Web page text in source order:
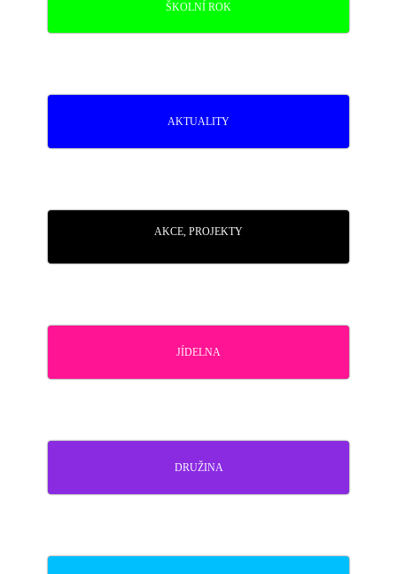
ŠKOLNÍ ROK
AKTUALITY
AKCE, PROJEKTY
JÍDELNA
DRUŽINA